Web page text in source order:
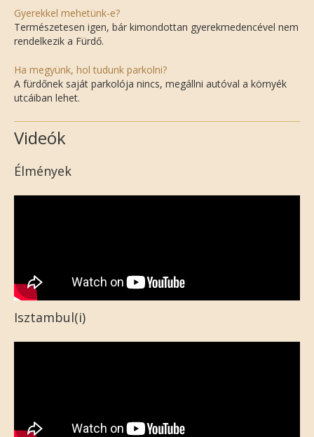
Gyerekkel mehetünk-e?
Természetesen igen, bár kimondottan gyerekmedencével nem
rendelkezik a Fürdő.
Ha megyünk, hol tudunk parkolni?
A fürdőnek saját parkolója nincs, megállni autóval a környék
utcáiban lehet.
Videók
Élmények
Isztambul(i)